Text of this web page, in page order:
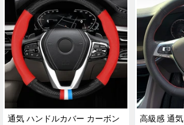
通気 ハンドルカバー カーボン
高級感 通